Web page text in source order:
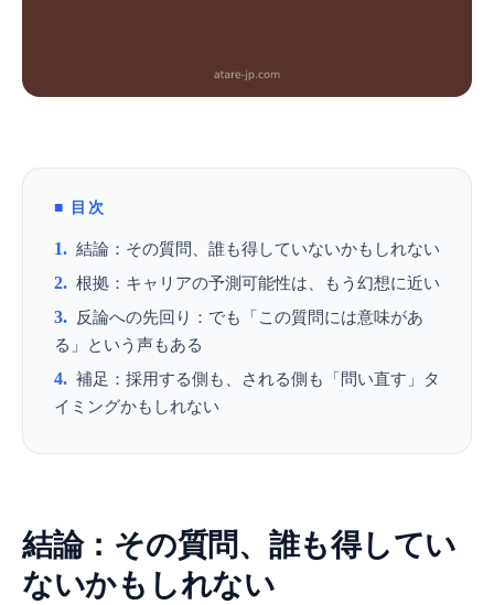
目次
結論：その質問、誰も得していないかもしれない
根拠：キャリアの予測可能性は、もう幻想に近い
反論への先回り：でも「この質問には意味があ
る」という声もある
補足：採用する側も、される側も「問い直す」タ
イミングかもしれない
結論：その質問、誰も得してい
ないかもしれない